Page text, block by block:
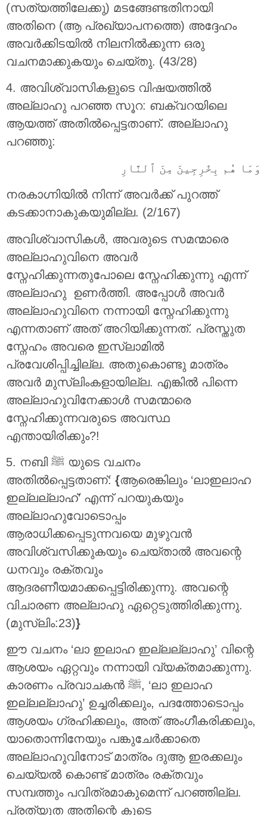
(സത്യത്തിലേക്കു) മടങ്ങേണ്ടതിനായി
അതിനെ (ആ പ്രഖ്യാപനത്തെ) അദ്ദേഹം
അവര്‍ക്കിടയില്‍ നിലനില്‍ക്കുന്ന ഒരു
വചനമാക്കുകയും ചെയ്തു. (43/28)
4. അവിശ്വാസികളുടെ വിഷയത്തിൽ
അല്ലാഹു പറഞ്ഞ സൂറ: ബക്വറയിലെ
ആയത്ത് അതിൽപ്പെട്ടതാണ്. അല്ലാഹു
പറഞ്ഞു:
وَمَا هُم بِخَٰرِجِينَ مِنَ ٱلنَّارِ
നരകാഗ്നിയില്‍ നിന്ന് അവര്‍ക്ക് പുറത്ത്
കടക്കാനാകുകയുമില്ല. (2/167)
അവിശ്വാസികൾ, അവരുടെ സമന്മാരെ
അല്ലാഹുവിനെ അവർ
സ്നേഹിക്കുന്നതുപോലെ സ്നേഹിക്കുന്നു എന്ന്
അല്ലാഹു ഉണർത്തി. അപ്പോൾ അവർ
അല്ലാഹുവിനെ നന്നായി സ്നേഹിക്കുന്നു
എന്നതാണ് അത് അറിയിക്കുന്നത്. പ്രസ്തുത
സ്നേഹം അവരെ ഇസ്ലാമിൽ
പ്രവേശിപ്പിച്ചില്ല. അതുകൊണ്ടു മാത്രം
അവർ മുസ്‌ലിംകളായില്ല. എങ്കിൽ പിന്നെ
അല്ലാഹുവിനേക്കാൾ സമന്മാരെ
സ്നേഹിക്കുന്നവരുടെ അവസ്ഥ
എന്തായിരിക്കും?!
5. നബി ﷺ യുടെ വചനം
അതിൽപ്പെട്ടതാണ്: {ആരെങ്കിലും ‘ലാഇലാഹ
ഇല്ലല്ലാഹ്’ എന്ന് പറയുകയും
അല്ലാഹുവോടൊപ്പം
ആരാധിക്കപ്പെടുന്നവയെ മുഴുവൻ
അവിശ്വസിക്കുകയും ചെയ്‌താൽ അവന്റെ
ധനവും രക്തവും
ആദരണീയമാക്കപ്പെട്ടിരിക്കുന്നു. അവന്റെ
വിചാരണ അല്ലാഹു ഏറ്റെടുത്തിരിക്കുന്നു.
(മുസ്ലിം:23)}
ഈ വചനം ‘ലാ ഇലാഹ ഇല്ലല്ലാഹു’ വിന്റെ
ആശയം ഏറ്റവും നന്നായി വ്യക്തമാക്കുന്നു.
കാരണം പ്രവാചകൻ ﷺ, ‘ലാ ഇലാഹ
ഇല്ലല്ലാഹു’ ഉച്ചരിക്കലും, പദത്തോടൊപ്പം
ആശയം ഗ്രഹിക്കലും, അത് അംഗീകരിക്കലും,
യാതൊന്നിനേയും പങ്കുചേർക്കാതെ
അല്ലാഹുവിനോട് മാത്രം ദുആ ഇരക്കലും
ചെയ്യൽ കൊണ്ട് മാത്രം രക്തവും
സമ്പത്തും പവിത്രമാകുമെന്ന് പറഞ്ഞില്ല.
പ്രത്യുത അതിന്റെ കൂടെ